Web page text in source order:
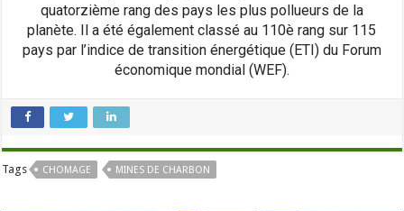
quatorzième rang des pays les plus pollueurs de la
planète. Il a été également classé au 110è rang sur 115
pays par l’indice de transition énergétique (ETI) du Forum
économique mondial (WEF).
Tags CHOMAGE MINES DE CHARBON